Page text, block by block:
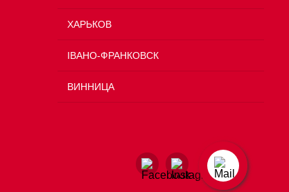
ХАРЬКОВ
ІВАНО-ФРАНКОВСК
ВИННИЦА